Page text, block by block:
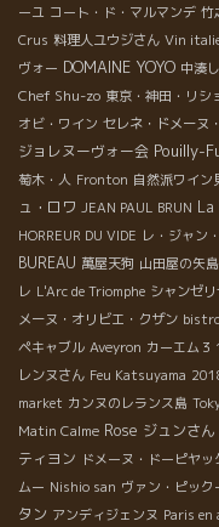
ーユ コート・ド・マルマンデ 竹
Crus 料理人ユウジさん Vin
ヴォー DOMAINE YOYO 中湊
Chef Shu-zo 東京・神田・リシ
オビ・ワイン セレネ・ドメーヌ
ジョレヌーヴォー会 Pouilly-
萄木・人 Fronton 自然派ワイン
ュ・ロワ JEAN PAUL BRUN La
HORREUR DU VIDE レ・ジャン
BUREAU 萬屋天狗 山田屋の矢
レ L'Arc de Triomphe シャンゼ
メーヌ・オリビエ・クザン
ペキャブル Aveyron カーエム３
レンヌさん Feu Katsuyama
market カンヌのレランス島
Matin Calme Rose ジュンさん
ティヨン ドメーヌ・ドーピヤッ
ムー Nishio san ヴァン・ピック
タン アンディジェンヌ Paris en